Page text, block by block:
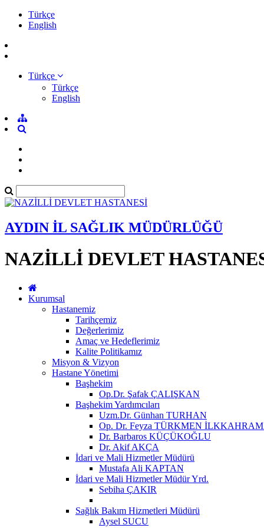
Türkçe
English
Türkçe
Türkçe
English
AYDIN İL SAĞLIK MÜDÜRLÜĞÜ
NAZİLLİ DEVLET
Kurumsal
Hastanemiz
Tarihçemiz
Değerlerimiz
Amaç ve Hedeflerimiz
Kalite Politikamız
Misyon & Vizyon
Hastane Yönetimi
Başhekim
Op.Dr. Şafak ÇALIŞKAN
Başhekim Yardımcıları
Uzm.Dr. Günhan TURHAN
Op. Dr. Feyza TÜRKMEN
Dr. Barbaros KÜÇÜKOĞLU
Dr. Akif AKÇA
İdari ve Mali Hizmetler Müdürü
Mustafa Ali KAPTAN
İdari ve Mali Hizmetler Müdür Yrd.
Sebiha ÇAKIR
Sağlık Bakım Hizmetleri Müdürü
Aysel SUCU